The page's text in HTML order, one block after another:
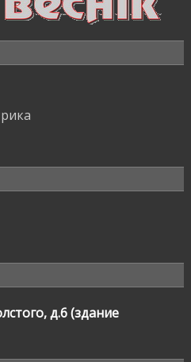
д.6 (здание